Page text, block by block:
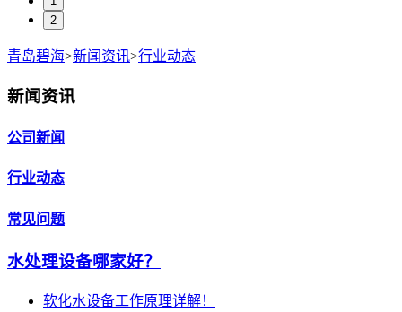
2
青岛碧海>新闻资讯>行业动态
新闻资讯
公司新闻
行业动态
常见问题
水处理设备哪家好？
软化水设备工作原理详解！